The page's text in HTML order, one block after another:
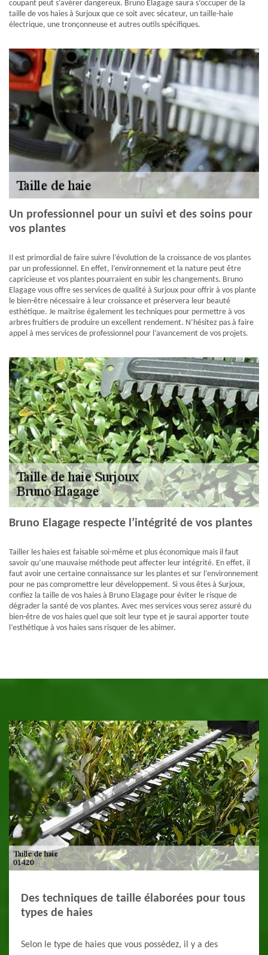
coupant peut s’avérer dangereux. Bruno Elagage saura s’occuper de la
taille de vos haies à Surjoux que ce soit avec sécateur, un taille-haie
électrique, une tronçonneuse et autres outils spécifiques.
Un professionnel pour un suivi et des soins pour
vos plantes
Il est primordial de faire suivre l’évolution de la croissance de vos plantes
par un professionnel. En effet, l’environnement et la nature peut être
capricieuse et vos plantes pourraient en subir les changements. Bruno
Elagage vous offre ses services de qualité à Surjoux pour offrir à vos plante
le bien-être nécessaire à leur croissance et préservera leur beauté
esthétique. Je maitrise également les techniques pour permettre à vos
arbres fruitiers de produire un excellent rendement. N’hésitez pas à faire
appel à mes services de professionnel pour l’avancement de vos projets.
Bruno Elagage respecte l’intégrité de vos plantes
Tailler les haies est faisable soi-même et plus économique mais il faut
savoir qu’une mauvaise méthode peut affecter leur intégrité. En effet, il
faut avoir une certaine connaissance sur les plantes et sur l’environnement
pour ne pas compromettre leur développement. Si vous êtes à Surjoux,
confiez la taille de vos haies à Bruno Elagage pour éviter le risque de
dégrader la santé de vos plantes. Avec mes services vous serez assuré du
bien-être de vos haies quel que soit leur type et je saurai apporter toute
l’esthétique à vos haies sans risquer de les abimer.
Des techniques de taille élaborées pour tous
types de haies
Selon le type de haies que vous possédez, il y a des